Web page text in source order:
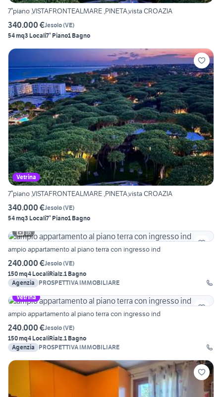
7°piano ,VISTAFRONTEALMARE ,PINETA,vista CROAZIA
340.000 €Jesolo(VE)
54 mq3 Locali7° Piano1 Bagno
Vetrina
7°piano ,VISTAFRONTEALMARE ,PINETA,vista CROAZIA
340.000 €Jesolo(VE)
54 mq3 Locali7° Piano1 Bagno
16
ampio appartamento al piano terra con ingresso ind
240.000 €Jesolo(VE)
150 mq4 LocaliRialz.1 Bagno
Agenzia
PROSPETTIVA IMMOBILIARE
Vetrina
ampio appartamento al piano terra con ingresso ind
240.000 €Jesolo(VE)
150 mq4 LocaliRialz.1 Bagno
Agenzia
PROSPETTIVA IMMOBILIARE